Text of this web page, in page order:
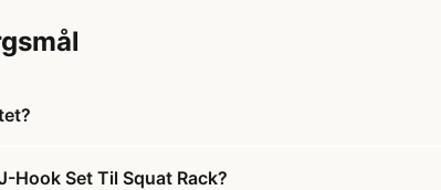
Hook Set Til Squat Rack?